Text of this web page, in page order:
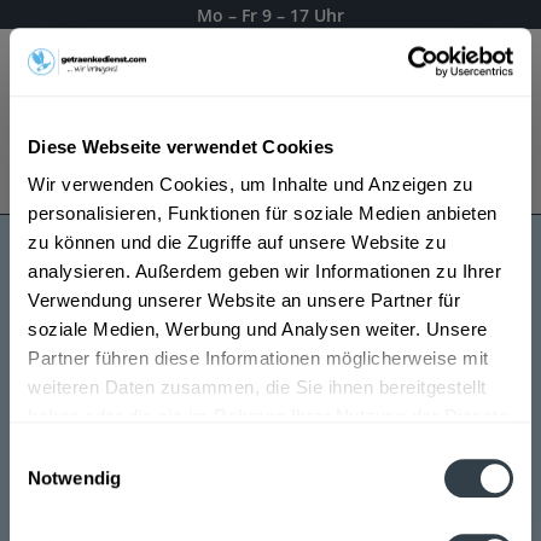
Diese Webseite verwendet Cookies
Wir verwenden Cookies, um Inhalte und Anzeigen zu
personalisieren, Funktionen für soziale Medien anbieten
zu können und die Zugriffe auf unsere Website zu
analysieren. Außerdem geben wir Informationen zu Ihrer
Verwendung unserer Website an unsere Partner für
soziale Medien, Werbung und Analysen weiter. Unsere
Partner führen diese Informationen möglicherweise mit
weiteren Daten zusammen, die Sie ihnen bereitgestellt
Notwendig
Mo – Fr 9 – 17 Uhr
Es gilt unsereDatenschutzerklärung
Pöllinger